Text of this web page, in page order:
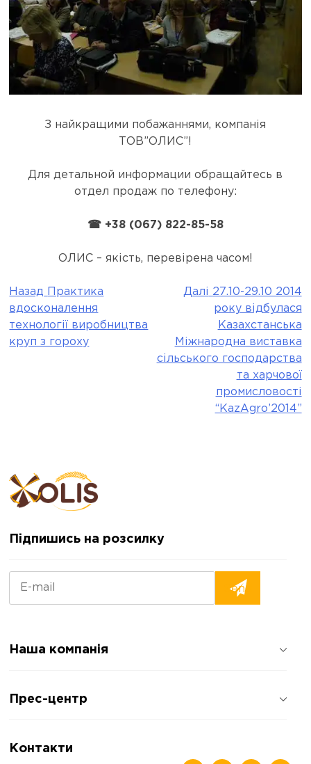
З найкращими побажаннями, компанія
ТОВ”ОЛИС”!
Для детальной информации обращайтесь в
отдел продаж по телефону:
☎ +38 (067) 822-85-58
ОЛИС – якість, перевірена часом!
Post
navigation
Назад
Практика
вдосконалення
технології виробництва
круп з гороху
Далі 27.10-29.10 2014
року відбулася
Казахстанська
Міжнародна виставка
сільського господарства
та харчової
промисловості
“KazAgro’2014”
Підпишись на розсилку
Наша компанія
Відгуки про компанію
Прес-центр
Статті
Контакти